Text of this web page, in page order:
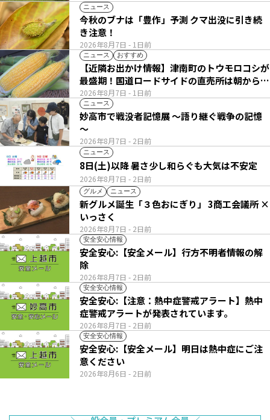
ニュース
2026年8月7日 - 1日前
今秋のブナは「豊作」予測 クマ出没に引き続
き注意！
ニュース おすすめ
2026年8月7日 - 1日前
【近隣お出かけ情報】津南町のトウモロコシが
最盛期！国道ロードサイドの直売所は朝から長
い列
ニュース
2026年8月7日 - 2日前
妙高市で戦没者記憶展 ～語り継ぐ戦争の記憶
～
ニュース
2026年8月7日 - 2日前
8日(土)以降 暑さ少し和らぐも大気は不安定
グルメ ニュース
2026年8月7日 - 2日前
新グルメ誕生「３色おにぎり」 3商工会議所 ×
いっさく
安全安心情報
2026年8月7日 - 2日前
安全安心:【安全メール】行方不明者情報の解
除
安全安心情報
2026年8月7日 - 2日前
安全安心:【注意：熱中症警戒アラート】熱中
症警戒アラートが発表されています。
安全安心情報
2026年8月6日 - 2日前
安全安心:【安全メール】明日は熱中症にご注
意ください